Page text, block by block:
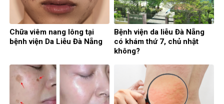
Chữa viêm nang lông tại
bệnh viện Da Liễu Đà Nẵng
Bệnh viện da liễu Đà Nẵng
có khám thứ 7, chủ nhật
không?